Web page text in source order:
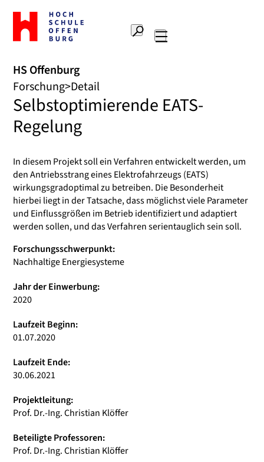
Zur
Startseite
Hochschule
Suche
HS Offenburg
Forschung Detail
Selbstoptimierende EATS-
Regelung
In diesem Projekt soll ein Verfahren entwickelt werden, um
den Antriebsstrang eines Elektrofahrzeugs (EATS)
wirkungsgradoptimal zu betreiben. Die Besonderheit
hierbei liegt in der Tatsache, dass möglichst viele Parameter
und Einflussgrößen im Betrieb identifiziert und adaptiert
werden sollen, und das Verfahren serientauglich sein soll.
Forschungsschwerpunkt:
Nachhaltige Energiesysteme
Jahr der Einwerbung:
2020
Laufzeit Beginn:
01.07.2020
Laufzeit Ende:
30.06.2021
Projektleitung:
Prof. Dr.-Ing. Christian Klöffer
Beteiligte Professoren:
Prof. Dr.-Ing. Christian Klöffer